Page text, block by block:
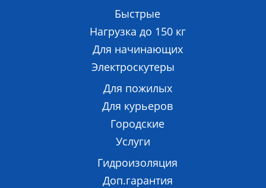
Быстрые
Нагрузка до 150 кг
Для начинающих
Электроскутеры
Для пожилых
Для курьеров
Городские
Услуги
Гидроизоляция
Доп.гарантия